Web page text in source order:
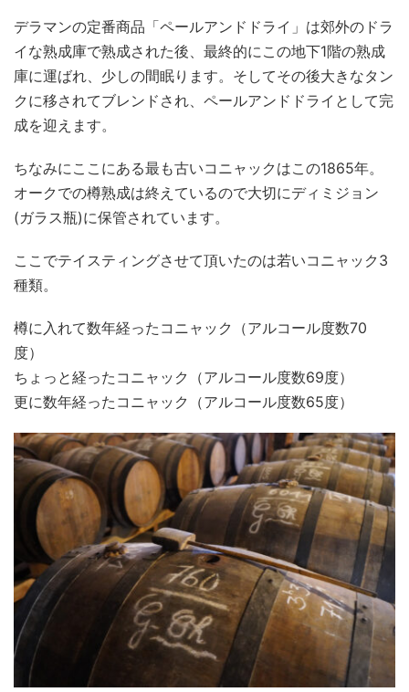
デラマンの定番商品「ペールアンドドライ」は郊外のドラ
イな熟成庫で熟成された後、最終的にこの地下1階の熟成
庫に運ばれ、少しの間眠ります。そしてその後大きなタン
クに移されてブレンドされ、ペールアンドドライとして完
成を迎えます。
ちなみにここにある最も古いコニャックはこの1865年。
オークでの樽熟成は終えているので大切にディミジョン
(ガラス瓶)に保管されています。
ここでテイスティングさせて頂いたのは若いコニャック3
種類。
樽に入れて数年経ったコニャック（アルコール度数70
度）
ちょっと経ったコニャック（アルコール度数69度）
更に数年経ったコニャック（アルコール度数65度）